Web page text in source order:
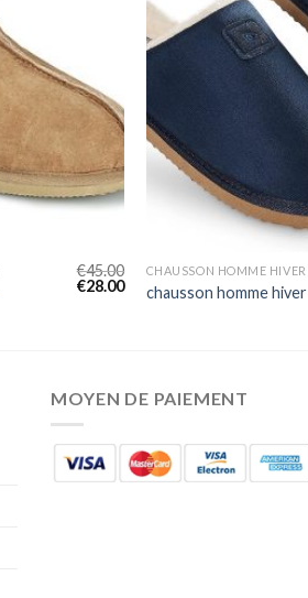
€45.00
€28.00
CHAUSSON HOMME HIVER
chausson homme hiver
MOYEN DE PAIEMENT